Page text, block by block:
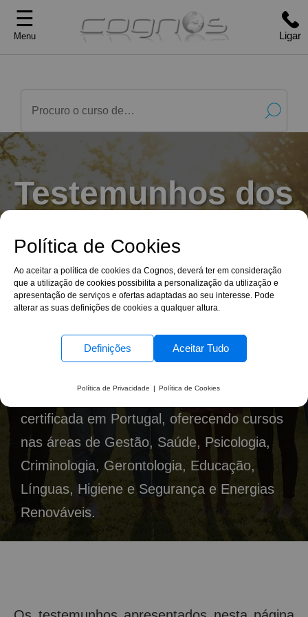
Política de Cookies
Ao aceitar a política de cookies da Cognos, deverá ter em consideração
que a utilização de cookies possibilita a personalização da utilização e
apresentação de serviços e ofertas adaptadas ao seu interesse. Pode
alterar as suas definições de cookies a qualquer altura.
Definições Aceitar Tudo
Política de Privacidade | Política de Cookies
☰
Menu Ligar
Testemunhos dos
Formandos
Na Cognos, a qualidade da formação é
nossos formandos. Ao longo de 17 anos de
uma referência na formação profissional
certificada em Portugal, oferecendo cursos
nas áreas de Gestão, Saúde, Psicologia,
Criminologia, Gerontologia, Educação,
Línguas, Higiene e Segurança e Energias
Renováveis.